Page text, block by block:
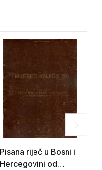
Pisana riječ u Bosni i
Hercegovini od